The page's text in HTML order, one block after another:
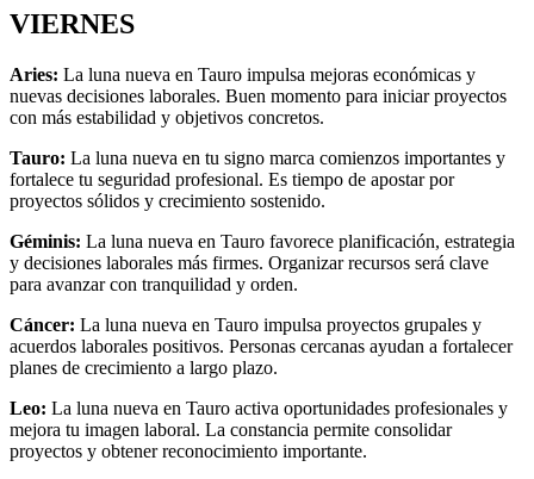
VIERNES
Aries: La luna nueva en Tauro impulsa mejoras económicas y
nuevas decisiones laborales. Buen momento para iniciar proyectos
con más estabilidad y objetivos concretos.
Tauro: La luna nueva en tu signo marca comienzos importantes y
fortalece tu seguridad profesional. Es tiempo de apostar por
proyectos sólidos y crecimiento sostenido.
Géminis: La luna nueva en Tauro favorece planificación, estrategia
y decisiones laborales más firmes. Organizar recursos será clave
para avanzar con tranquilidad y orden.
Cáncer: La luna nueva en Tauro impulsa proyectos grupales y
acuerdos laborales positivos. Personas cercanas ayudan a fortalecer
planes de crecimiento a largo plazo.
Leo: La luna nueva en Tauro activa oportunidades profesionales y
mejora tu imagen laboral. La constancia permite consolidar
proyectos y obtener reconocimiento importante.